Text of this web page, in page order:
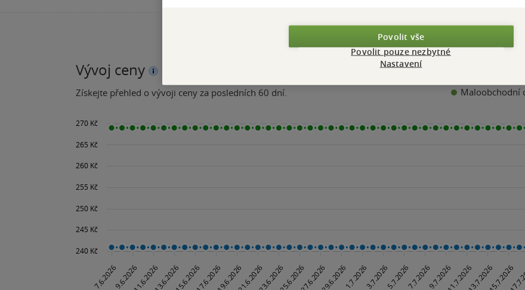
Vývoj ceny
Získejte přehled o vývoji ceny za posledních 60 dní. Maloobchodní
Povolit vše
Povolit pouze nezbytné
Nastavení